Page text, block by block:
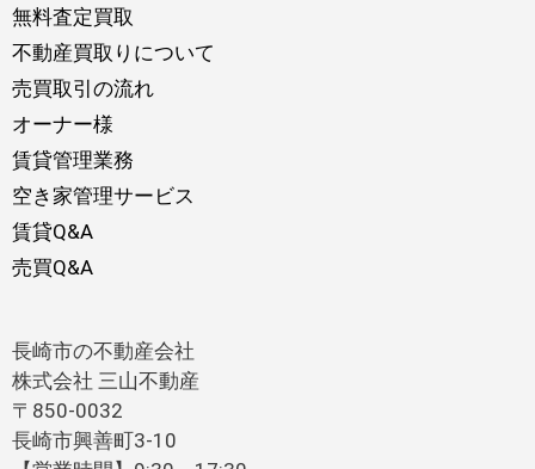
無料査定買取
不動産買取りについて
売買取引の流れ
オーナー様
賃貸管理業務
空き家管理サービス
賃貸Q&A
売買Q&A
長崎市の不動産会社
株式会社 三山不動産
〒850-0032
長崎市興善町3-10